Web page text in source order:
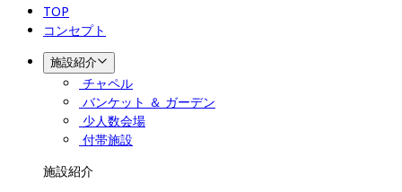
TOP
コンセプト
施設紹介
チャペル
バンケット ＆ ガーデン
少人数会場
付帯施設
施設紹介